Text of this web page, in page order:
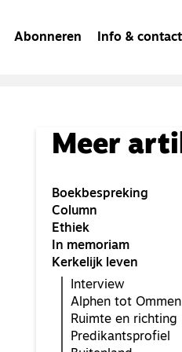
Abonneren Info & contact
Meer
Boekbespreking
Column
Ethiek
In memoriam
Kerkelijk leven
Interview
Alphen tot Ommen
Ruimte en richting
Predikantsprofiel